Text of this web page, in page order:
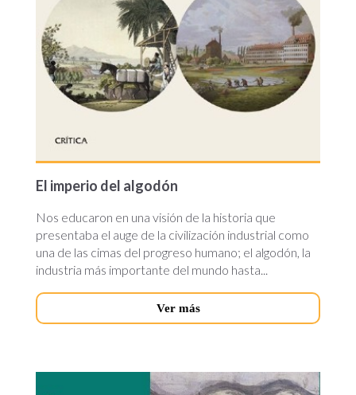
El imperio del algodón
Nos educaron en una visión de la historia que
presentaba el auge de la civilización industrial como
una de las cimas del progreso humano; el algodón, la
industria más importante del mundo hasta...
Ver más